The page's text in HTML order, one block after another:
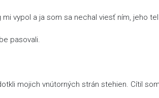
vypol a ja som sa nechal viesť ním, jeho
pasovali.
mojich vnútorných strán stehien. Cítil